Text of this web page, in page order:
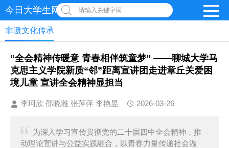
今日大学生网-【官网】请输入关键字词
非遗文化传承
“全会精神传暖意 青春相伴筑童梦” ——聊城大学马
克思主义学院新质“邻”距离宣讲团走进章丘关爱困
境儿童 宣讲全会精神显担当
李珂欣 邵晓雅 张萍萍 李艳昱 2026-03-26
为深入学习宣传贯彻党的二十届四中全会精神，推
动理论宣讲与公益实践融合，以青春力量传递社会温